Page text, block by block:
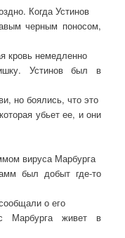
Когда Устинов
черным поносом,
кровь немедленно
Устинов был в
но боялись, что это
убьет ее, и они
вируса Марбурга
был добыт где-то
о его
Марбурга живет в